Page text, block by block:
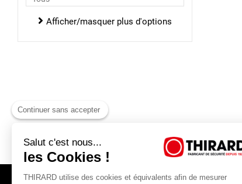
Afficher/masquer plus d'options
Continuer sans accepter
Salut c'est nous...
les Cookies !
THIRARD utilise des cookies et équivalents afin de mesurer